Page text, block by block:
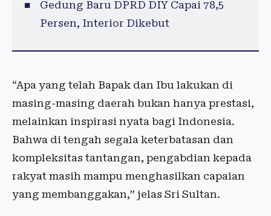
Gedung Baru DPRD DIY Capai 78,5
Persen, Interior Dikebut
“Apa yang telah Bapak dan Ibu lakukan di
masing-masing daerah bukan hanya prestasi,
melainkan inspirasi nyata bagi Indonesia.
Bahwa di tengah segala keterbatasan dan
kompleksitas tantangan, pengabdian kepada
rakyat masih mampu menghasilkan capaian
yang membanggakan,” jelas Sri Sultan.